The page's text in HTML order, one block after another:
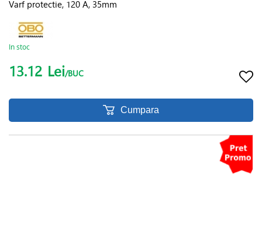
Varf protectie, 120 A, 35mm
In stoc
13.12 Lei/BUC
Cumpara